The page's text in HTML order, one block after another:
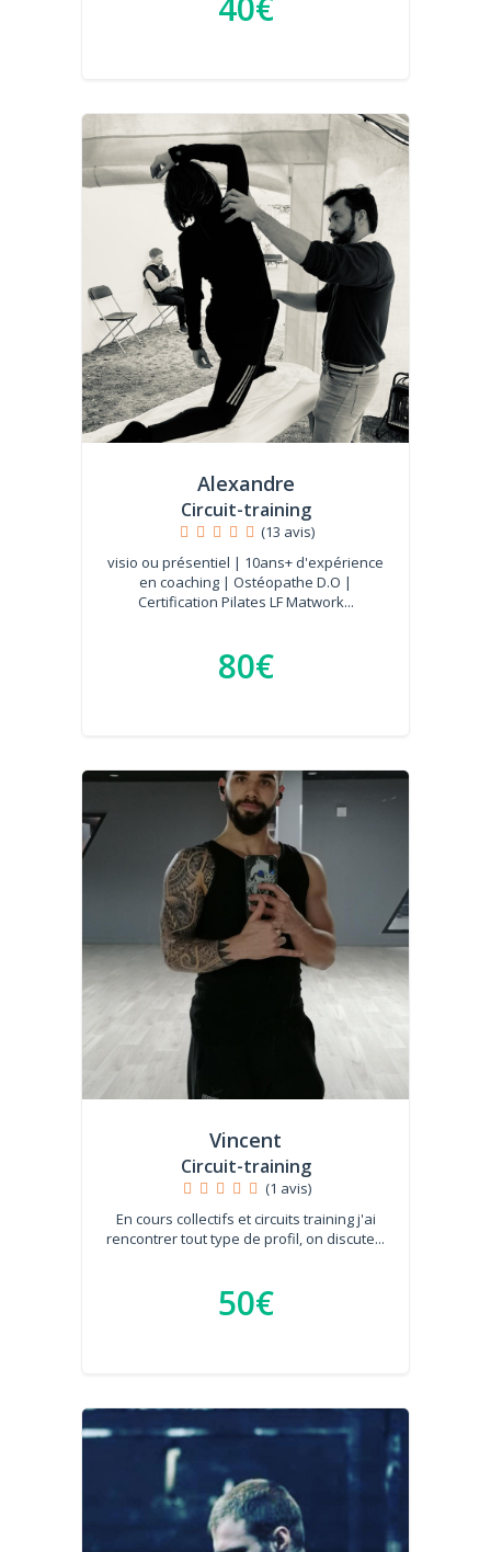
Alexandre
Circuit-training
(13 avis)
visio ou présentiel | 10ans+ d'expérience
en coaching | Ostéopathe D.O |
Certification Pilates LF Matwork...
80€
Vincent
Circuit-training
(1 avis)
En cours collectifs et circuits training j'ai
rencontrer tout type de profil, on discute...
50€